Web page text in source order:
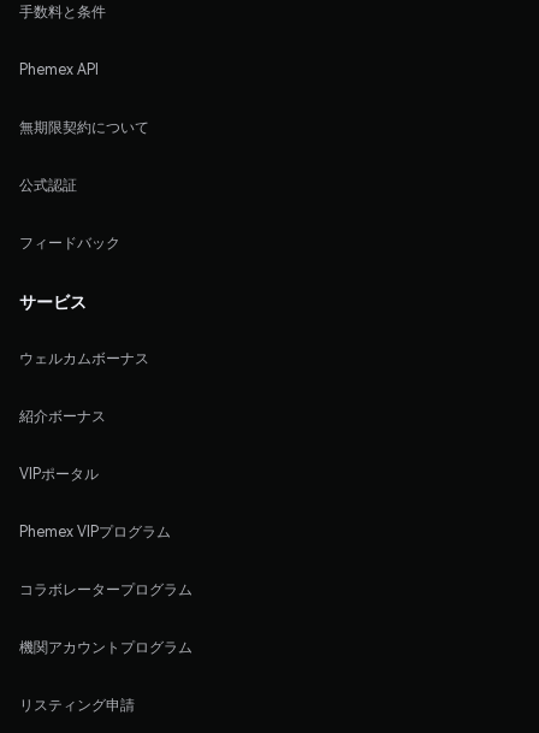
手数料と条件
Phemex API
無期限契約について
公式認証
フィードバック
サービス
ウェルカムボーナス
紹介ボーナス
VIPポータル
Phemex VIPプログラム
コラボレータープログラム
機関アカウントプログラム
リスティング申請